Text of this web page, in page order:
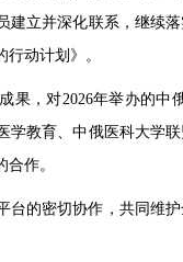
建立并深化联系，继续
动计划》。
果，对2026年举办的
学教育、中俄医科大学
作。
台的密切协作，共同维